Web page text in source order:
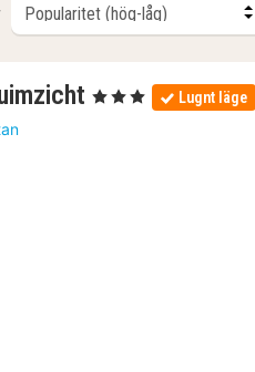
1
, 3 Stjärnor Lugnt läge